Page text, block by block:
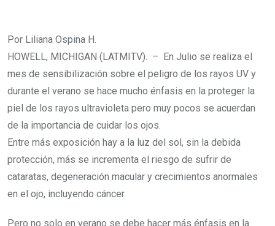
Por Liliana Ospina H.
HOWELL, MICHIGAN (LATMITV). – En Julio se realiza el
mes de sensibilización sobre el peligro de los rayos UV y
durante el verano se hace mucho énfasis en la proteger la
piel de los rayos ultravioleta pero muy pocos se acuerdan
de la importancia de cuidar los ojos.
Entre más exposición hay a la luz del sol, sin la debida
protección, más se incrementa el riesgo de sufrir de
cataratas, degeneración macular y crecimientos anormales
en el ojo, incluyendo cáncer.
Pero no solo en verano se debe hacer más énfasis en la